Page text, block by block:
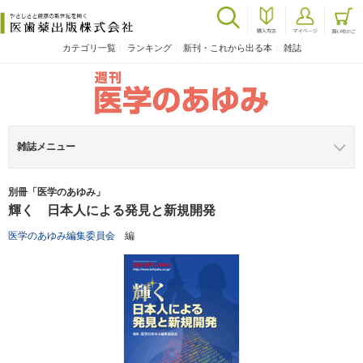
カテゴリ一覧 ランキング 新刊・これから出る本 雑誌
雑誌メニュー
別冊「医学のあゆみ」
輝く 日本人による発見と新規開発
医学のあゆみ編集委員会 編